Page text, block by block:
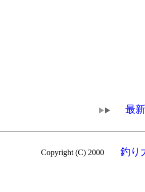
最
Copyright (C) 2000 釣り